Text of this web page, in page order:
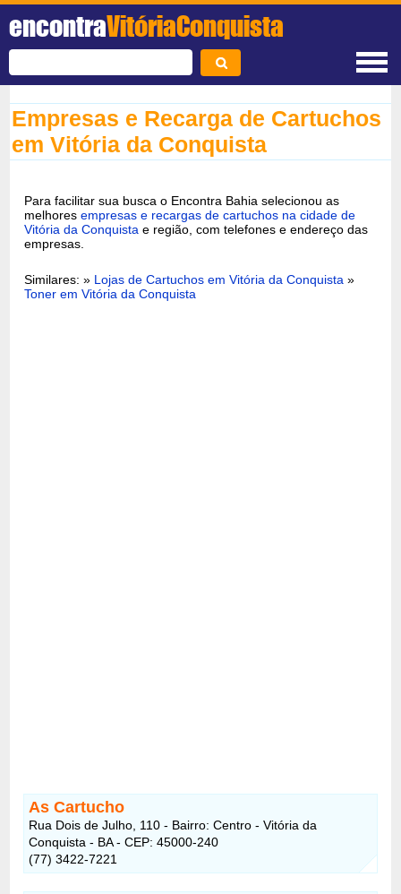
encontraVitóriaConquista
Empresas e Recarga de Cartuchos
em Vitória da Conquista
Para facilitar sua busca o Encontra Bahia selecionou as
melhoresempresas e recargas de cartuchos na cidade de
Vitória da Conquista e região, com telefones e endereço das
empresas.
Similares: » Lojas de Cartuchos em Vitória da Conquista »
Toner em Vitória da Conquista
As Cartucho
Rua Dois de Julho, 110 - Bairro: Centro - Vitória da
Conquista - BA - CEP: 45000-240
(77) 3422-7221